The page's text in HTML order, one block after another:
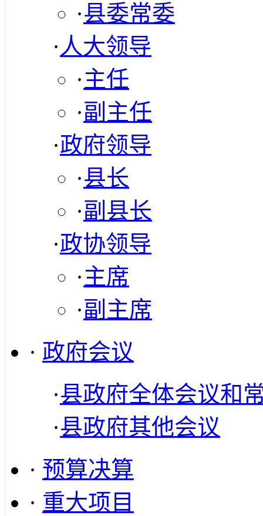
·县委常委
· 人大领导
·主任
·副主任
·政府领导
·县长
·副县长
·政协领导
·主席
·副主席
· 政府会议
·县政府全体会议和
·县政府其他会议
· 预算决算
· 重大项目